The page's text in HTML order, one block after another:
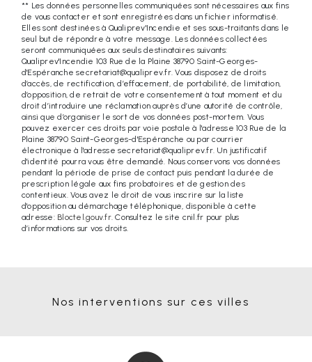
** Les données personnelles communiquées sont nécessaires aux fins
de vous contacter et sont enregistrées dans un fichier informatisé.
Elles sont destinées à Qualiprev'Incendie et ses sous-traitants dans le
seul but de répondre à votre message. Les données collectées
seront communiquées aux seuls destinataires suivants:
Qualiprev'Incendie 103 Rue de la Plaine 38790 Saint-Georges-
d'Espéranche secretariat@qualiprev.fr. Vous disposez de droits
d’accès, de rectification, d’effacement, de portabilité, de limitation,
d’opposition, de retrait de votre consentement à tout moment et du
droit d’introduire une réclamation auprès d’une autorité de contrôle,
ainsi que d’organiser le sort de vos données post-mortem. Vous
pouvez exercer ces droits par voie postale à l'adresse 103 Rue de la
Plaine 38790 Saint-Georges-d'Espéranche ou par courrier
électronique à l'adresse secretariat@qualiprev.fr. Un justificatif
d'identité pourra vous être demandé. Nous conservons vos données
pendant la période de prise de contact puis pendant la durée de
prescription légale aux fins probatoires et de gestion des
contentieux. Vous avez le droit de vous inscrire sur la liste
d'opposition au démarchage téléphonique, disponible à cette
adresse: Bloctel.gouv.fr. Consultez le site cnil.fr pour plus
d’informations sur vos droits.
Nos interventions sur ces villes